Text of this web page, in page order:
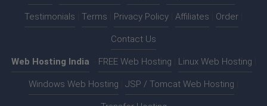
Testimonials Terms Privacy Policy Affiliates Order
Contact Us
Web Hosting India FREE Web Hosting Linux Web Hosting
Windows Web Hosting JSP / Tomcat Web Hosting